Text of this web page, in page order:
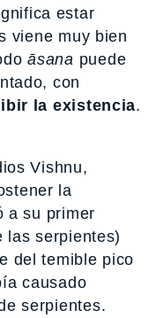
estar
viene muy bien
āsana puede
con
la existencia.
Vishnu,
la
a su primer
las serpientes)
del temible pico
causado
serpientes.